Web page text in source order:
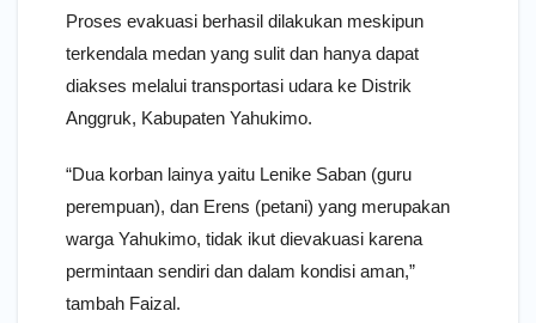
Proses evakuasi berhasil dilakukan meskipun
terkendala medan yang sulit dan hanya dapat
diakses melalui transportasi udara ke Distrik
Anggruk, Kabupaten Yahukimo.
“Dua korban lainya yaitu Lenike Saban (guru
perempuan), dan Erens (petani) yang merupakan
warga Yahukimo, tidak ikut dievakuasi karena
permintaan sendiri dan dalam kondisi aman,”
tambah Faizal.